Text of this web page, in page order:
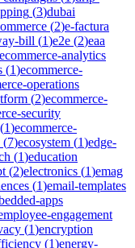
(3)dubai
(2)e-factura
bill (1)e2e (2)eaa
ecommerce-analytics
(1)ecommerce-
operations
(2)ecommerce-
security
(1)ecommerce-
(7)ecosystem (1)edge-
(1)education
(2)electronics (1)emag
(1)email-templates
apps
engagement
(1)encryption
(1)energy-